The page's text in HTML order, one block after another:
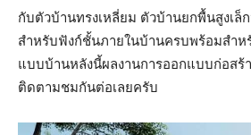
กับตัวบ้านทรงเหลี่ยม ตัวบ้านยกพื้นสูงเล็
สำหรับฟังก์ชั้นภายในบ้านครบพร้อมสำห
แบบบ้านหลังนี้ผลงานการออกแบบก่อสร้
ติดตามชมกันต่อเลยครับ